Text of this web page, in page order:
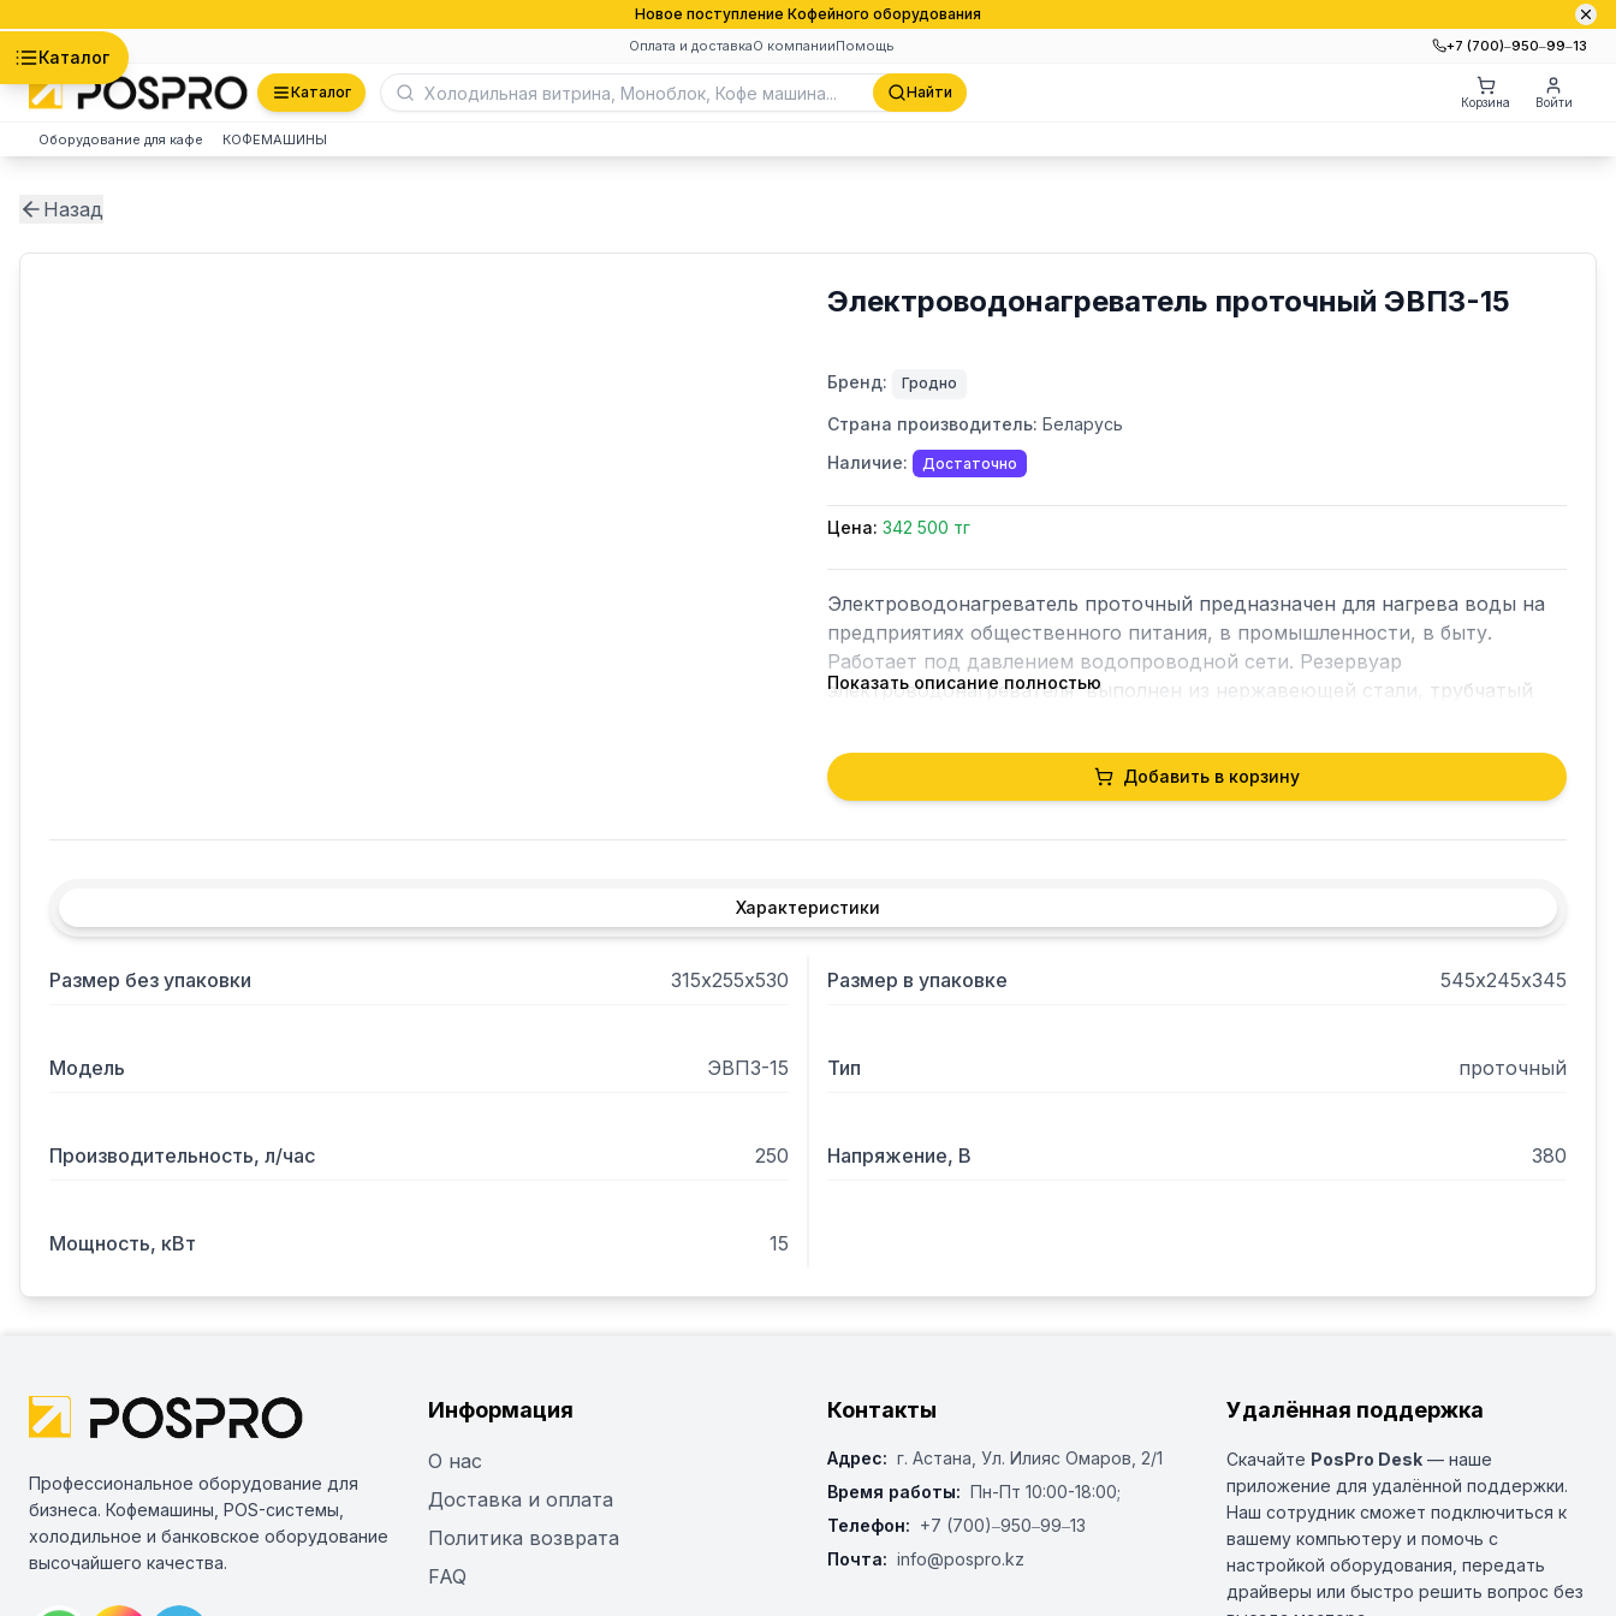
Новое поступление Кофейного оборудования
Оплата и доставкаО компанииПомощь +7 (700)‒950‒99‒13
Каталог
Каталог Найти
Корзина Войти
Оборудование для кафе КОФЕМАШИНЫ
Назад
Электроводонагреватель проточный ЭВПЗ-15
Бренд: Гродно
Страна производитель: Беларусь
Наличие:
Достаточно
Цена: 342 500 тг
Электроводонагреватель проточный предназначен для нагрева воды на
предприятиях общественного питания, в промышленности, в быту.
Работает под давлением водопроводной сети. Резервуар
электроводонагревателя  выполнен из нержавеющей стали, трубчатый
на выходе  при расходе 200 л/час - 70 С, при расходе 500 л/час - 40 С.
Показать описание полностью
Добавить в корзину
Характеристики
Размер без упаковки 315х255х530 Размер в упаковке 545х245х345
Модель ЭВПЗ-15 Тип проточный
Производительность, л/час 250 Напряжение, В 380
Мощность, кВт 15
Профессиональное оборудование для
бизнеса. Кофемашины, POS-системы,
холодильное и банковское оборудование
высочайшего качества.
Информация
О нас
Доставка и оплата
Политика возврата
FAQ
Контакты
Адрес: г. Астана, ​Ул. Илияс Омаров, 2/1
Время работы: Пн-Пт 10:00-18:00;
Телефон: +7 (700)‒950‒99‒13
Почта: info@pospro.kz
Удалённая поддержка
Скачайте PosPro Desk — наше
приложение для удалённой поддержки.
Наш сотрудник сможет подключиться к
вашему компьютеру и помочь с
настройкой оборудования, передать
драйверы или быстро решить вопрос без